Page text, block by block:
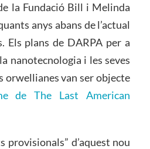
la Fundació Bill i Melinda
anys abans de l’actual
Els plans de DARPA per a
nanotecnologia i les seves
orwellianes van ser objecte
de The Last American
provisionals” d’aquest nou